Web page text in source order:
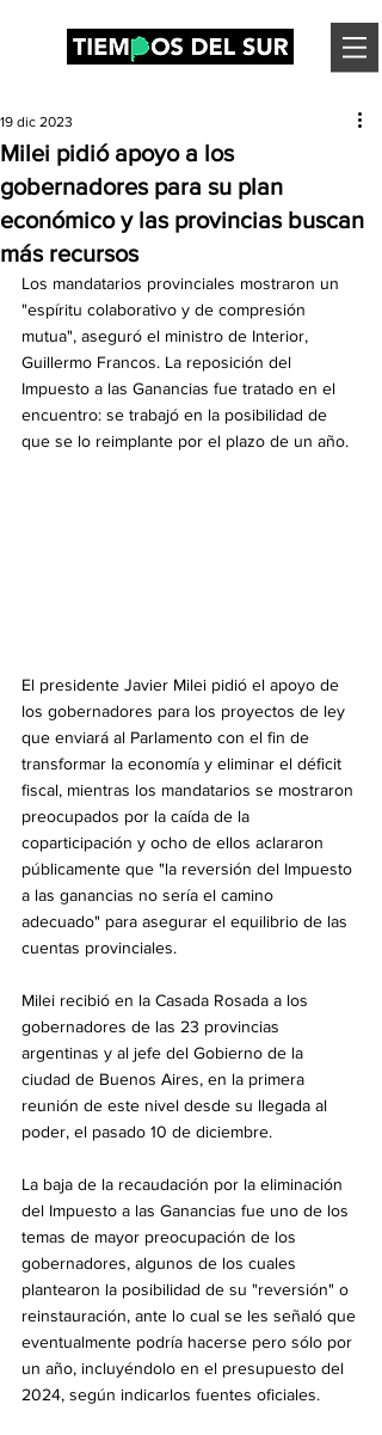
Milei pidió apoyo a los
gobernadores para su plan
económico y las provincias buscan
más recursos
19 dic 2023
Los mandatarios provinciales mostraron un
"espíritu colaborativo y de compresión
mutua", aseguró el ministro de Interior,
Guillermo Francos. La reposición del
Impuesto a las Ganancias fue tratado en el
encuentro: se trabajó en la posibilidad de
que se lo reimplante por el plazo de un año.
El presidente Javier Milei pidió el apoyo de
los gobernadores para los proyectos de ley
que enviará al Parlamento con el fin de
transformar la economía y eliminar el déficit
fiscal, mientras los mandatarios se mostraron
preocupados por la caída de la
coparticipación y ocho de ellos aclararon
públicamente que "la reversión del Impuesto
a las ganancias no sería el camino
adecuado" para asegurar el equilibrio de las
cuentas provinciales.
Milei recibió en la Casada Rosada a los
gobernadores de las 23 provincias
argentinas y al jefe del Gobierno de la
ciudad de Buenos Aires, en la primera
reunión de este nivel desde su llegada al
poder, el pasado 10 de diciembre.
La baja de la recaudación por la eliminación
del Impuesto a las Ganancias fue uno de los
temas de mayor preocupación de los
gobernadores, algunos de los cuales
plantearon la posibilidad de su "reversión" o
reinstauración, ante lo cual se les señaló que
eventualmente podría hacerse pero sólo por
un año, incluyéndolo en el presupuesto del
2024, según indicarlos fuentes oficiales.